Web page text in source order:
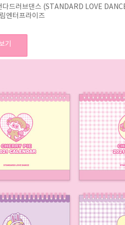
다드러브댄스 (STANDARD LOVE
엔터프라이즈
기